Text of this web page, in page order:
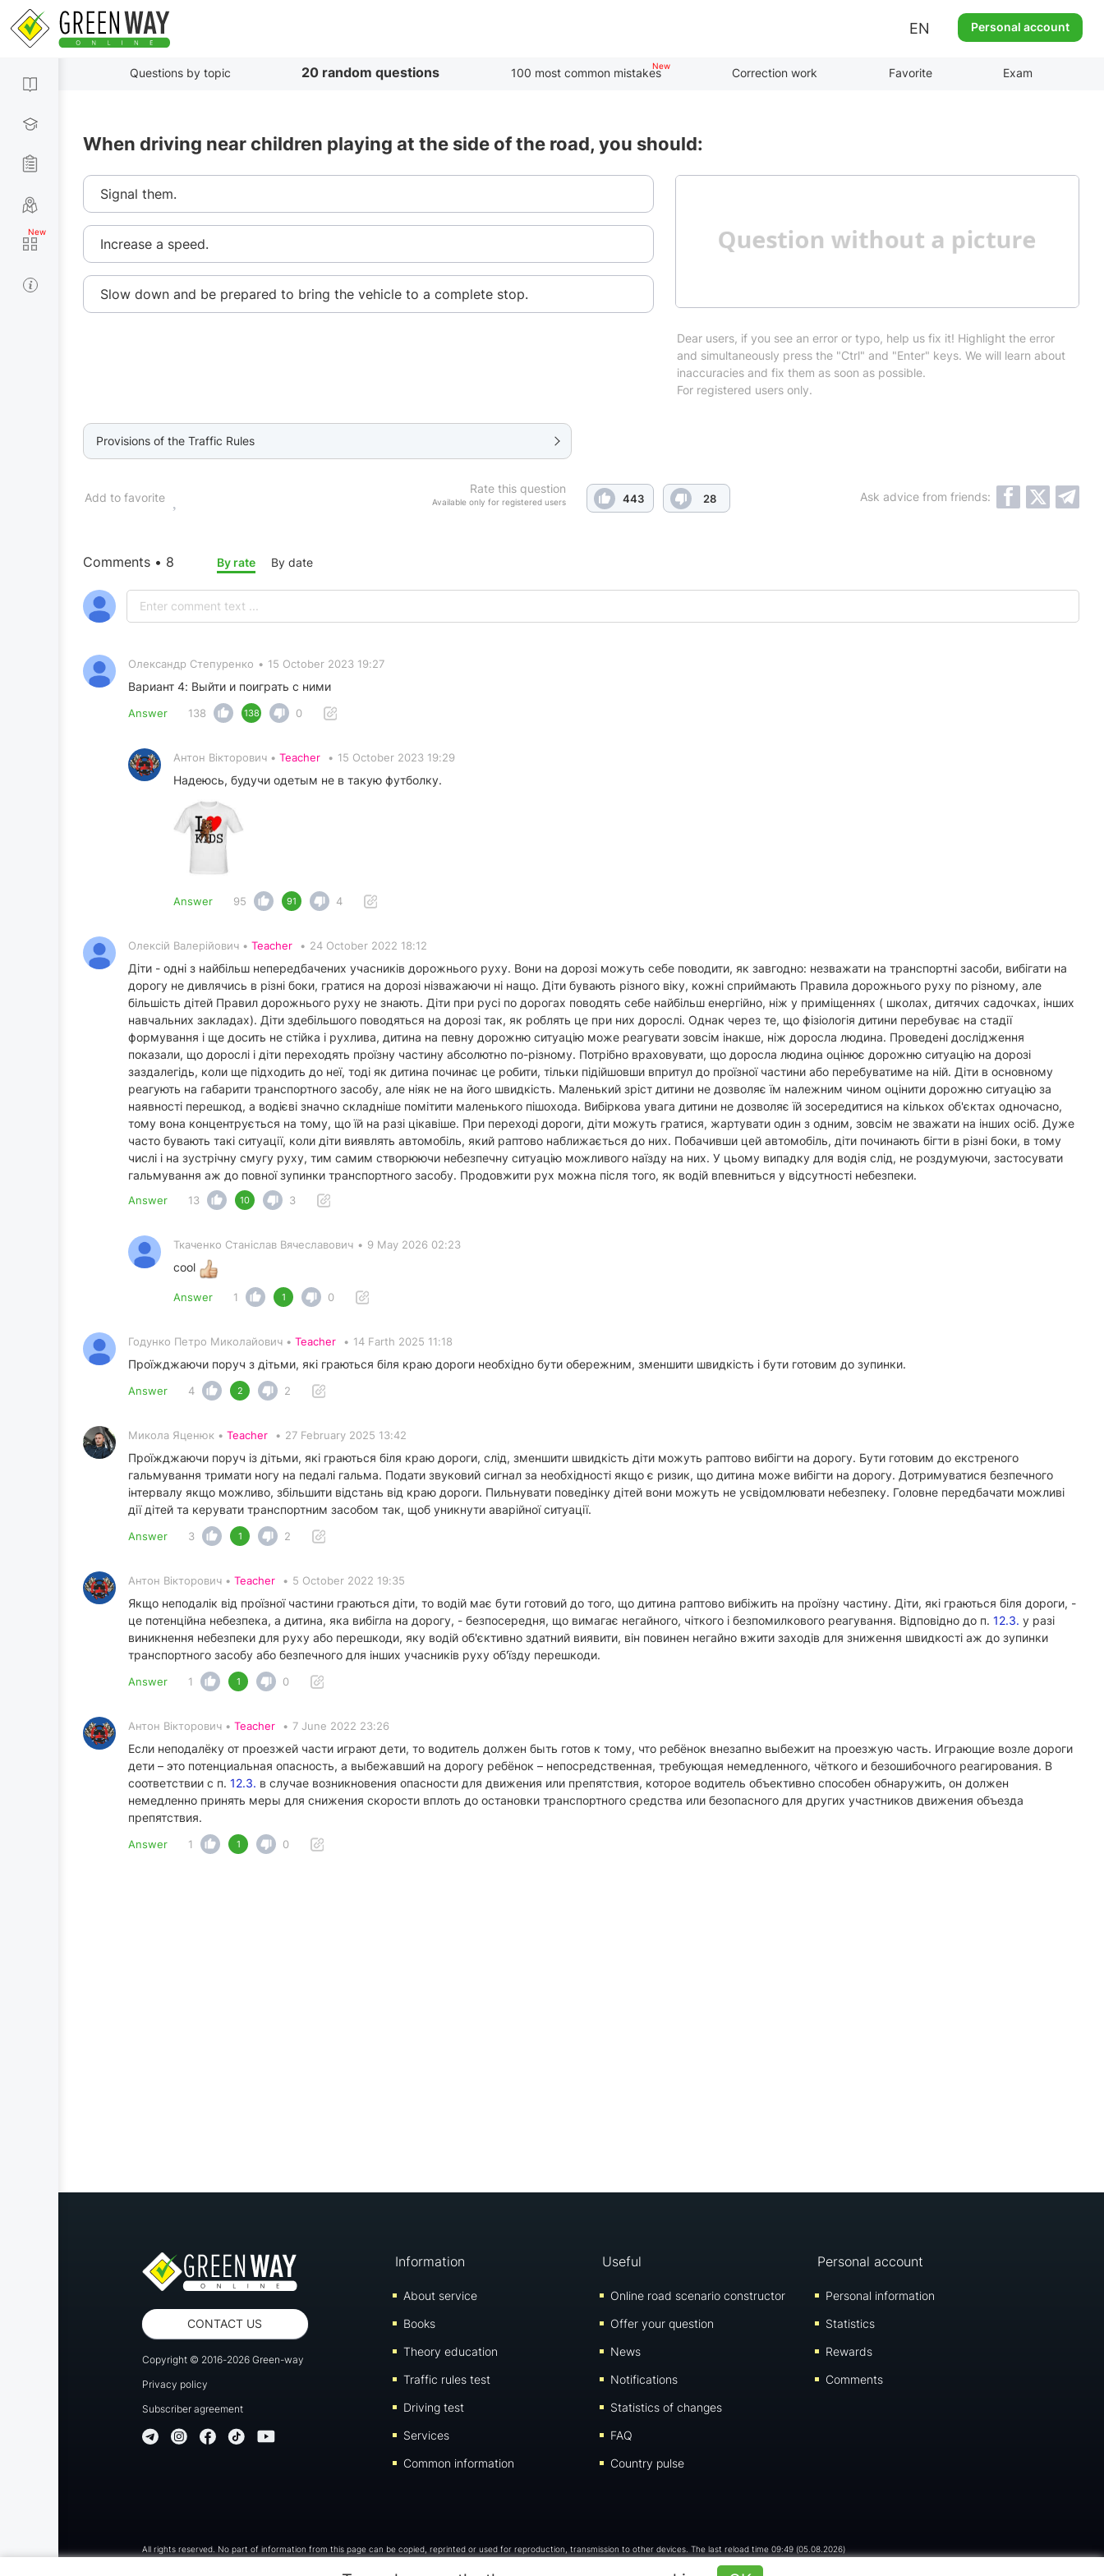
EN Personal account
Questions by topic 20 random questions 100 most common mistakes Correction work Favorite Exam
When driving near children playing at the side of the road, you should:
Signal them.
Increase a speed.
Slow down and be prepared to bring the vehicle to a complete stop.
Dear users, if you see an error or typo, help us fix it! Highlight the error
and simultaneously press the "Ctrl" and "Enter" keys. We will learn about
inaccuracies and fix them as soon as possible.
For registered users only.
Provisions of the Traffic Rules
Rate this question
Available only for registered users 443 28
Add to favorite Ask advice from friends:
Comments • 8 By rate By date
Олександр Степуренко • 15 October 2023 19:27
Вариант 4: Выйти и поиграть с ними
Answer 138 138 0
Антон Вікторович • Teacher • 15 October 2023 19:29
Надеюсь, будучи одетым не в такую футболку.
Answer 95 91 4
Олексій Валерійович • Teacher • 24 October 2022 18:12
Діти - одні з найбільш непередбачених учасників дорожнього руху. Вони на дорозі можуть себе поводити, як завгодно: незважати на транспортні засоби, вибігати на
дорогу не дивлячись в різні боки, гратися на дорозі нізважаючи ні нащо. Діти бувають різного віку, кожні сприймають Правила дорожнього руху по різному, але
більшість дітей Правил дорожнього руху не знають. Діти при русі по дорогах поводять себе найбільш енергійно, ніж у приміщеннях ( школах, дитячих садочках, інших
навчальних закладах). Діти здебільшого поводяться на дорозі так, як роблять це при них дорослі. Однак через те, що фізіологія дитини перебуває на стадії
формування і ще досить не стійка і рухлива, дитина на певну дорожню ситуацію може реагувати зовсім інакше, ніж доросла людина. Проведені дослідження
показали, що дорослі і діти переходять проїзну частину абсолютно по-різному. Потрібно враховувати, що доросла людина оцінює дорожню ситуацію на дорозі
заздалегідь, коли ще підходить до неї, тоді як дитина починає це робити, тільки підійшовши впритул до проїзної частини або перебуватиме на ній. Діти в основному
реагують на габарити транспортного засобу, але ніяк не на його швидкість. Маленький зріст дитини не дозволяє їм належним чином оцінити дорожню ситуацію за
наявності перешкод, а водієві значно складніше помітити маленького пішохода. Вибіркова увага дитини не дозволяє їй зосередитися на кількох об'єктах одночасно,
тому вона концентрується на тому, що їй на разі цікавіше. При переході дороги, діти можуть гратися, жартувати один з одним, зовсім не зважати на інших осіб. Дуже
часто бувають такі ситуації, коли діти виявлять автомобіль, який раптово наближається до них. Побачивши цей автомобіль, діти починають бігти в різні боки, в тому
числі і на зустрічну смугу руху, тим самим створюючи небезпечну ситуацію можливого наїзду на них. У цьому випадку для водія слід, не роздумуючи, застосувати
гальмування аж до повної зупинки транспортного засобу. Продовжити рух можна після того, як водій впевниться у відсутності небезпеки.
Answer 13 10 3
Ткаченко Станіслав Вячеславович • 9 May 2026 02:23
cool
Answer 1 1 0
Годунко Петро Миколайович • Teacher • 14 Farth 2025 11:18
Проїжджаючи поруч з дітьми, які граються біля краю дороги необхідно бути обережним, зменшити швидкість і бути готовим до зупинки.
Answer 4 2 2
Микола Яценюк • Teacher • 27 February 2025 13:42
Проїжджаючи поруч із дітьми, які граються біля краю дороги, слід, зменшити швидкість діти можуть раптово вибігти на дорогу. Бути готовим до екстреного
гальмування тримати ногу на педалі гальма. Подати звуковий сигнал за необхідності якщо є ризик, що дитина може вибігти на дорогу. Дотримуватися безпечного
інтервалу якщо можливо, збільшити відстань від краю дороги. Пильнувати поведінку дітей вони можуть не усвідомлювати небезпеку. Головне передбачати можливі
дії дітей та керувати транспортним засобом так, щоб уникнути аварійної ситуації.
Answer 3 1 2
Антон Вікторович • Teacher • 5 October 2022 19:35
Якщо неподалік від проїзної частини граються діти, то водій має бути готовий до того, що дитина раптово вибіжить на проїзну частину. Діти, які граються біля дороги, -
це потенційна небезпека, а дитина, яка вибігла на дорогу, - безпосередня, що вимагає негайного, чіткого і безпомилкового реагування. Відповідно до п. 12.3. у разі
виникнення небезпеки для руху або перешкоди, яку водій об'єктивно здатний виявити, він повинен негайно вжити заходів для зниження швидкості аж до зупинки
транспортного засобу або безпечного для інших учасників руху об'їзду перешкоди.
Answer 1 1 0
Антон Вікторович • Teacher • 7 June 2022 23:26
Если неподалёку от проезжей части играют дети, то водитель должен быть готов к тому, что ребёнок внезапно выбежит на проезжую часть. Играющие возле дороги
дети – это потенциальная опасность, а выбежавший на дорогу ребёнок – непосредственная, требующая немедленного, чёткого и безошибочного реагирования. В
соответствии с п. 12.3. в случае возникновения опасности для движения или препятствия, которое водитель объективно способен обнаружить, он должен
немедленно принять меры для снижения скорости вплоть до остановки транспортного средства или безопасного для других участников движения объезда
препятствия.
Answer 1 1 0
CONTACT US
Copyright © 2016-2026 Green-way
Privacy policy
Subscriber agreement
Information
About service
Books
Theory education
Traffic rules test
Driving test
Services
Common information
Useful
Online road scenario constructor
Offer your question
News
Notifications
Statistics of changes
FAQ
Country pulse
Personal account
Personal information
Statistics
Rewards
Comments
All rights reserved. No part of information from this page can be copied, reprinted or used for reproduction, transmission to other devices. The last reload time 09:49 (05.08.2026)